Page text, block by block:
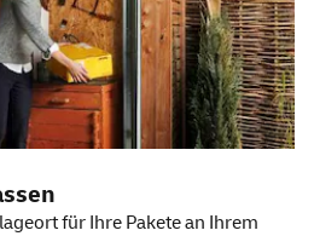
für Ihre Pakete an Ihrem